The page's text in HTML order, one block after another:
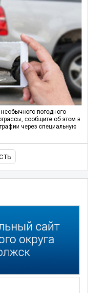
погодного
сообщите об этом в
через специальную